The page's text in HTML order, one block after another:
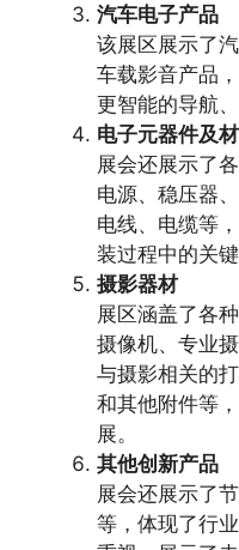
汽车电子产品
该展区展示了
车载影音产品
更智能的导航
电子元器件及
展会还展示了
电源、稳压器
电线、电缆等
装过程中的关键
摄影器材
展区涵盖了各
摄像机、专业
与摄影相关的
和其他附件等
展。
其他创新产品
展会还展示了
等，体现了行